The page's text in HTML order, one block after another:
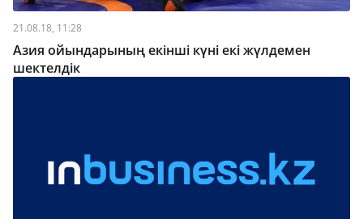
21.08.18, 11:28
Азия ойындарының екінші күні екі жүлдемен
шектелдік